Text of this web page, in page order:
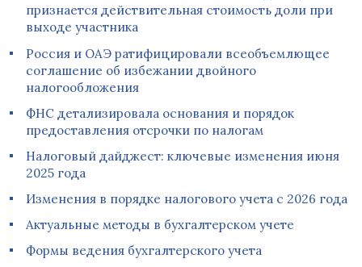
признается действительная стоимость доли при
выходе участника
Россия и ОАЭ ратифицировали всеобъемлющее
соглашение об избежании двойного
налогообложения
ФНС детализировала основания и порядок
предоставления отсрочки по налогам
Налоговый дайджест: ключевые изменения июня
2025 года
Изменения в порядке налогового учета с 2026 года
Актуальные методы в бухгалтерском учете
Формы ведения бухгалтерского учета